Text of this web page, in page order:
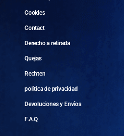
Cookies
Contact
Derecho a retirada
Quejas
Rechten
política de privacidad
Devoluciones y Envíos
F.A.Q